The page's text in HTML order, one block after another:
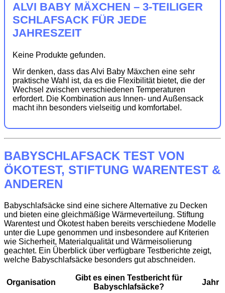
ALVI BABY MÄXCHEN – 3-TEILIGER
SCHLAFSACK FÜR JEDE
JAHRESZEIT
Keine Produkte gefunden.
Wir denken, dass das Alvi Baby Mäxchen eine sehr
praktische Wahl ist, da es die Flexibilität bietet, die der
Wechsel zwischen verschiedenen Temperaturen
erfordert. Die Kombination aus Innen- und Außensack
macht ihn besonders vielseitig und komfortabel.
BABYSCHLAFSACK TEST VON
ÖKOTEST, STIFTUNG WARENTEST &
ANDEREN
Babyschlafsäcke sind eine sichere Alternative zu Decken
und bieten eine gleichmäßige Wärmeverteilung. Stiftung
Warentest und Ökotest haben bereits verschiedene Modelle
unter die Lupe genommen und insbesondere auf Kriterien
wie Sicherheit, Materialqualität und Wärmeisolierung
geachtet. Ein Überblick über verfügbare Testberichte zeigt,
welche Babyschlafsäcke besonders gut abschneiden.
Organisation
Gibt es einen Testbericht für
Babyschlafsäcke?
Jahr